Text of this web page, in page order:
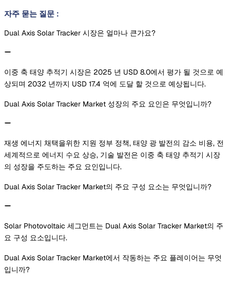
자주 묻는 질문 :
Dual Axis Solar Tracker 시장은 얼마나 큰가요?
이중 축 태양 추적기 시장은 2025 년 USD 8.0에서 평가 될 것으로 예
상되며 2032 년까지 USD 17.4 억에 도달 할 것으로 예상됩니다.
Dual Axis Solar Tracker Market 성장의 주요 요인은 무엇입니까?
재생 에너지 채택을위한 지원 정부 정책, 태양 광 발전의 감소 비용, 전
세계적으로 에너지 수요 상승, 기술 발전은 이중 축 태양 추적기 시장
의 성장을 주도하는 주요 요인입니다.
Dual Axis Solar Tracker Market의 주요 구성 요소는 무엇입니까?
Solar Photovoltaic 세그먼트는 Dual Axis Solar Tracker Market의 주
요 구성 요소입니다.
Dual Axis Solar Tracker Market에서 작동하는 주요 플레이어는 무엇
입니까?